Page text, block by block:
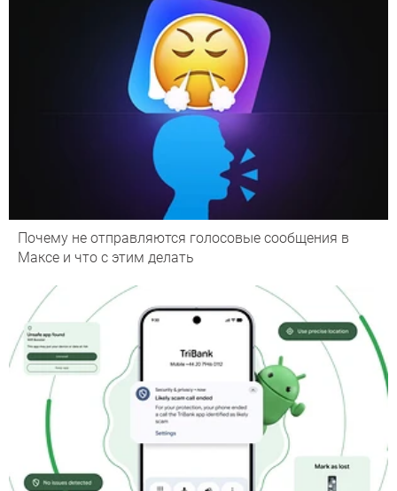
Почему не отправляются голосовые сообщения в
Максе и что с этим делать